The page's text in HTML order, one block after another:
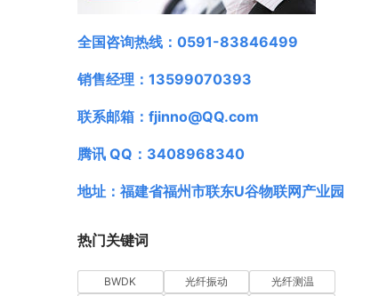
全国咨询热线：0591-83846499
销售经理：13599070393
联系邮箱：fjinno@QQ.com
腾讯 QQ：3408968340
地址：福建省福州市联东U谷物联网产业园
热门关键词
BWDK 光纤振动
光纤测温